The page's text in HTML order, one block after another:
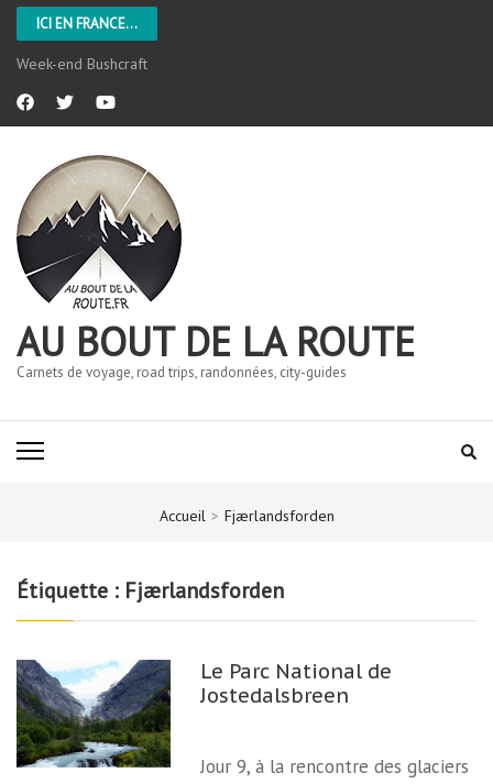
ICI EN FRANCE...
Week-end Bushcraft
AU BOUT DE LA ROUTE
Carnets de voyage, road trips, randonnées, city-guides
Accueil > Fjærlandsforden
Étiquette : Fjærlandsforden
Le Parc National de
Jostedalsbreen
Jour 9, à la rencontre des glaciers